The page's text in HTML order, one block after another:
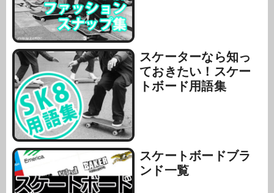
スケーターなら知っ
ておきたい！スケー
トボード用語集
スケートボードブラ
ンド一覧